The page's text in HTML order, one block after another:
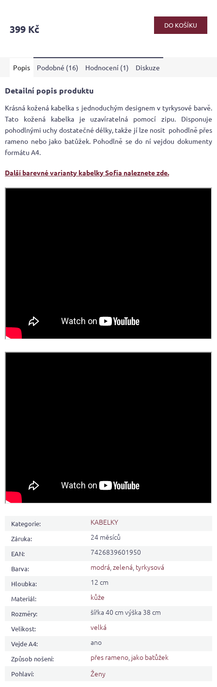
399 Kč DO KOŠÍKU
Popis Podobné (16) Hodnocení (1) Diskuze
Detailní popis produktu
Krásná kožená kabelka s jednoduchým designem v tyrkysové barvě.
Tato kožená kabelka je uzavíratelná pomocí zipu. Disponuje
pohodlnými uchy dostatečné délky, takže jí lze nosit pohodlně přes
rameno nebo jako batůžek. Pohodlně se do ní vejdou dokumenty
formátu A4.
Další barevné varianty kabelky Sofia naleznete zde.
Kategorie: KABELKY
Záruka: 24 měsíců
EAN: 7426839601950
Barva: modrá,zelená, tyrkysová
Hloubka: 12 cm
Materiál: kůže
Rozměry: šířka 40 cm výška 38 cm
Velikost: velká
Vejde A4: ano
Způsob nošení: přes rameno, jako batůžek
Pohlaví: Ženy